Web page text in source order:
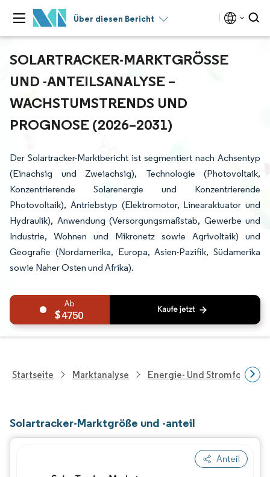
Über diesen Bericht
SOLARTRACKER-MARKTGRÖSSE U
ND -ANTEILSANALYSE – W
ACHSTUMSTRENDS UND P
ROGNOSE (2026–2031)
Der Solartracker-Marktbericht ist segmentiert nach Achsentyp
(Einachsig und Zweiachsig), Technologie (Photovoltaik,
Konzentrierende Solarenergie und Konzentrierende
Photovoltaik), Antriebstyp (Elektromotor, Linearaktuator und
Hydraulik), Anwendung (Versorgungsmaßstab, Gewerbe und
Industrie, Wohnen und Mikronetz sowie Agrivoltaik) und
Geografie (Nordamerika, Europa, Asien-Pazifik, Südamerika
sowie Naher Osten und Afrika).
4750
Startseite Marktanalyse Energie- Und
Solartracker-Marktgröße und -anteil
Anteil